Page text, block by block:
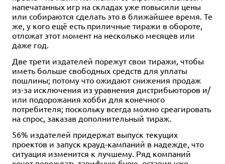
напечатанных игр на складах уже повысили цены
или собираются сделать это в ближайшее время. Те
же, у кого ещё есть приличные тиражи в обороте,
отложат этот момент на несколько месяцев или
даже год.
Две трети издателей порежут свои тиражи, чтобы
иметь больше свободных средств для уплаты
пошлины; потому что ожидают снижения продаж
из-за исключения из уравнения дистрибьюторов и/
или подорожания хобби для конечного
потребителя; поскольку всегда можно среагировать
на спрос, заказав дополнительный тираж.
56% издателей придержат выпуск текущих
проектов и запуск крауд-кампаний в надежде, что
ситуация изменится к лучшему. Ряд компаний